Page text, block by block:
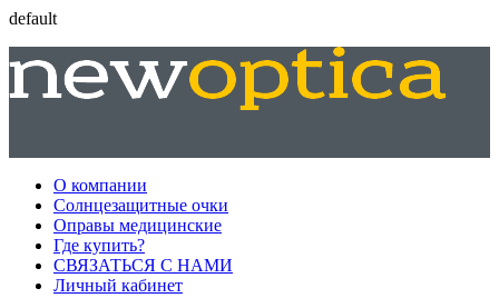
default
О компании
Солнцезащитные очки
Оправы медицинские
Где купить?
СВЯЗАТЬСЯ С НАМИ
Личный кабинет